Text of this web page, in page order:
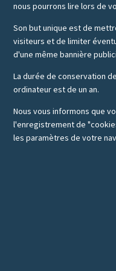
nous pourrons lire lors de
Son but unique est de
visiteurs et de limiter
d'une même bannière
La durée de conservation
ordinateur est de un an.
Nous vous informons que
l'enregistrement de
les paramètres de votre